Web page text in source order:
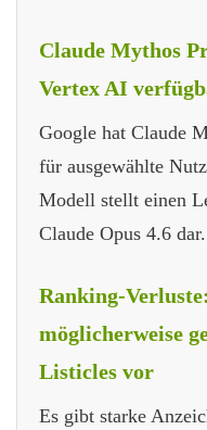
Claude Mythos
Vertex AI
Google hat Claude
für ausgewählte
Modell stellt einen
Claude Opus 4.6 dar.
Ranking-
möglicherweise
Listicles vor
Es gibt starke